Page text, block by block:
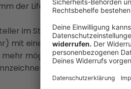
der Life Radio GmbH & Co.KG
im Stadion“-Gewinnspiel
mit einem Kommentar unter
möglich. Das Gewinnspiel-